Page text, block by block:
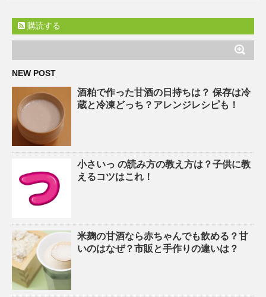
購読する
NEW POST
酒粕で作った甘酒の日持ちは？ 保存は冷
蔵と冷凍どっち？アレンジレシピも！
小さいっ の読み方の教え方は？子供に教
えるコツはこれ！
米麹の甘酒なら赤ちゃんでも飲める？甘
いのはなぜ？市販と手作りの違いは？